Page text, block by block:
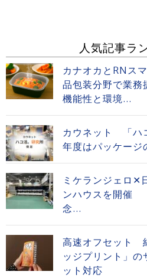
人気記事ラ
カナオカとRNス
品包装分野で業
機能性と環境...
カウネット 「ハ
年度はパッケージ
ミケランジェロ
ンハウスを開催
念...
高速オフセット
ッジプリント」
ット対応